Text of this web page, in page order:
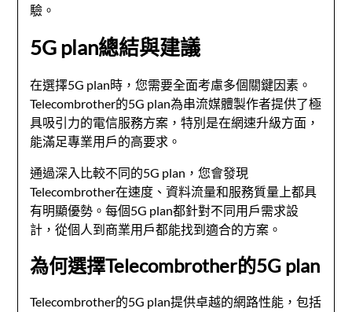
驗。
5G plan總結與建議
在選擇5G plan時，您需要全面考慮多個關鍵因素。
Telecombrother的5G plan為串流媒體製作者提供了極
具吸引力的電信服務方案，特別是在網速升級方面，
能滿足專業用戶的高要求。
通過深入比較不同的5G plan，您會發現
Telecombrother在速度、資料流量和服務質量上都具
有明顯優勢。每個5G plan都針對不同用戶需求設
計，從個人到商業用戶都能找到適合的方案。
為何選擇Telecombrother的5G plan
Telecombrother的5G plan提供卓越的網路性能，包括